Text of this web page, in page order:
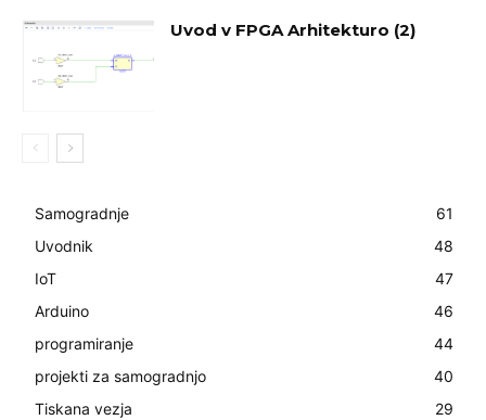
Uvod v FPGA Arhitekturo (2)
Samogradnje
61
Uvodnik
48
IoT
47
Arduino
46
programiranje
44
projekti za samogradnjo
40
Tiskana vezja
29